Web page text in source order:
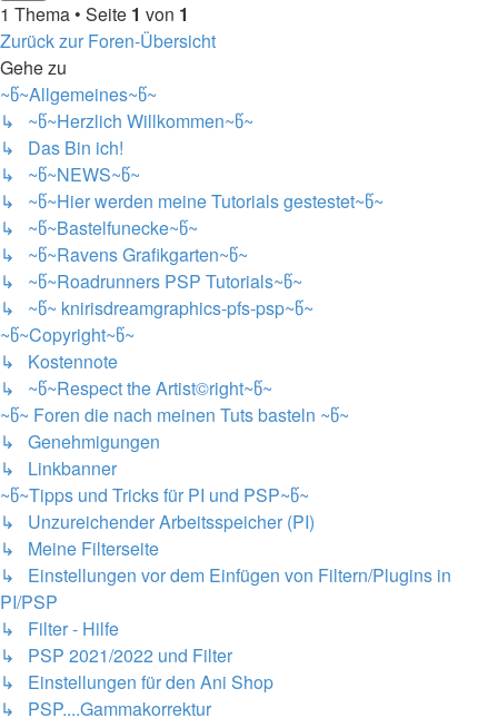
1 Thema • Seite 1 von 1
Zurück zur Foren-Übersicht
Gehe zu
~წ~Allgemeines~წ~
↳ ~წ~Herzlich Willkommen~წ~
↳ Das Bin ich!
↳ ~წ~NEWS~წ~
↳ ~წ~Hier werden meine Tutorials gestestet~წ~
↳ ~წ~Bastelfunecke~წ~
↳ ~წ~Ravens Grafikgarten~წ~
↳ ~წ~Roadrunners PSP Tutorials~წ~
↳ ~წ~ knirisdreamgraphics-pfs-psp~წ~
~წ~Copyright~წ~
↳ Kostennote
↳ ~წ~Respect the Artist©right~წ~
~წ~ Foren die nach meinen Tuts basteln ~წ~
↳ Genehmigungen
↳ Linkbanner
~წ~Tipps und Tricks für PI und PSP~წ~
↳ Unzureichender Arbeitsspeicher (PI)
↳ Meine Filterseite
↳ Einstellungen vor dem Einfügen von Filtern/Plugins in
PI/PSP
↳ Filter - Hilfe
↳ PSP 2021/2022 und Filter
↳ Einstellungen für den Ani Shop
↳ PSP....Gammakorrektur